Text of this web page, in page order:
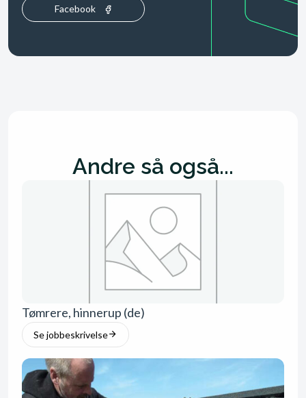
Facebook
Andre så også...
Tømrere, hinnerup (de)
Se jobbeskrivelse